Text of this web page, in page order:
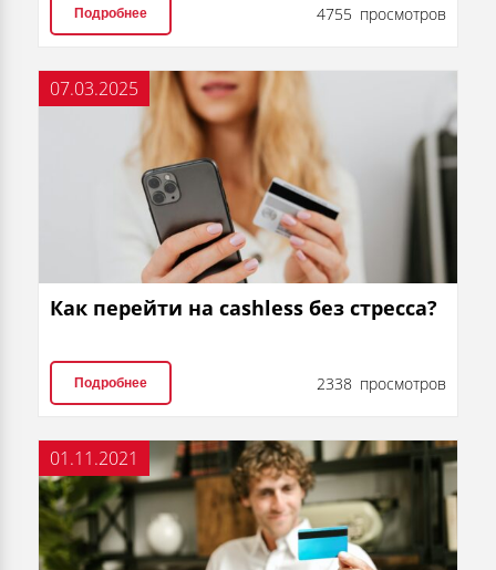
Подробнее 4755 просмотров
07.03.2025
Как перейти на cashless без стресса?
Подробнее 2338 просмотров
01.11.2021